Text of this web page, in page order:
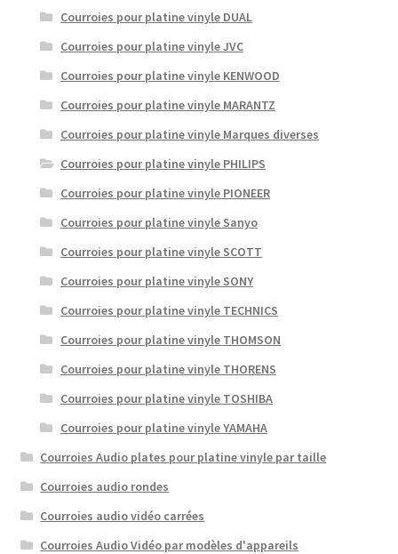
Courroies pour platine vinyle DUAL
Courroies pour platine vinyle JVC
Courroies pour platine vinyle KENWOOD
Courroies pour platine vinyle MARANTZ
Courroies pour platine vinyle Marques diverses
Courroies pour platine vinyle PHILIPS
Courroies pour platine vinyle PIONEER
Courroies pour platine vinyle Sanyo
Courroies pour platine vinyle SCOTT
Courroies pour platine vinyle SONY
Courroies pour platine vinyle TECHNICS
Courroies pour platine vinyle THOMSON
Courroies pour platine vinyle THORENS
Courroies pour platine vinyle TOSHIBA
Courroies pour platine vinyle YAMAHA
Courroies Audio plates pour platine vinyle par taille
Courroies audio rondes
Courroies audio vidéo carrées
Courroies Audio Vidéo par modèles d'appareils